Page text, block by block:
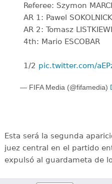
Referee: Szymon
AR 1: Pawel
AR 2: Tomasz
4th: Mario ESCOBAR
1/2 pic.twitter.com/
— FIFA Media (@fifamedia)
Esta será la segunda
juez central en el partido
expulsó al guardameta de